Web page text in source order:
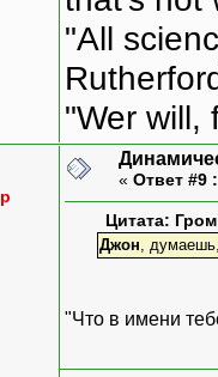
"All
"Wer will,
« Ответ #9 :
Цитата: Гром
Джон ,
"Что в имени